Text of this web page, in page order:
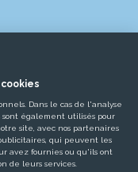
Dans le cas de l'analyse
sont également utilisés pour
site, avec nos partenaires
qui peuvent les
avez fournies ou qu'ils ont
de leurs services.